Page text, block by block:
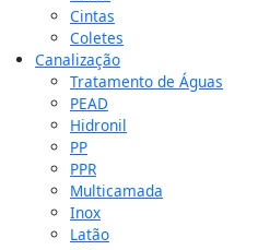
Cintas
Coletes
Canalização
Tratamento de Águas
PEAD
Hidronil
PP
PPR
Multicamada
Inox
Latão